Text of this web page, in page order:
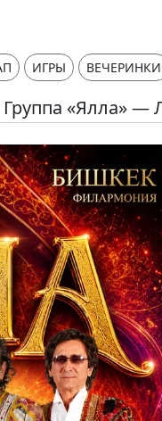
ИГРЫ ВЕЧЕРИНКИ
Группа «Ялла»